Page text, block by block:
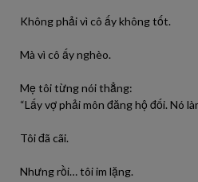
Không phải vì cô ấy không tốt.
Mà vì cô ấy nghèo.
Mẹ tôi từng nói thẳng:
“Lấy vợ phải môn đăng hộ đối. Nó
Tôi đã cãi.
Nhưng rồi… tôi im lặng.